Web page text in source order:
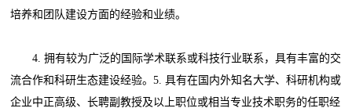
培养和团队建设方面的经验和业绩。
4. 拥有较为广泛的国际学术联系或科技行业联系，具有丰富的交
流合作和科研生态建设经验。5. 具有在国内外知名大学、科研机构或
企业中正高级、长聘副教授及以上职位或相当专业技术职务的任职经